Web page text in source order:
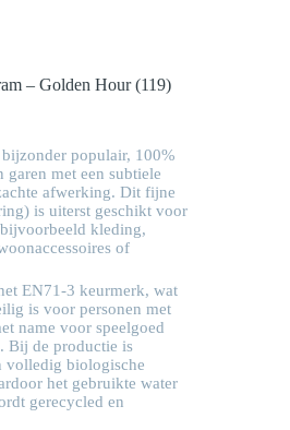
– Golden Hour (119)
bijzonder populair, 100%
garen met een subtiele
afwerking. Dit fijne
is uiterst geschikt voor
kleding,
of
EN71-3 keurmerk, wat
is voor personen met
name voor speelgoed
Bij de productie is
volledig biologische
het gebruikte water
gerecycled en